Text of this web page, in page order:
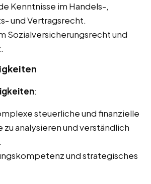
Kenntnisse im Handels-,
und Vertragsrecht.
Sozialversicherungsrecht und
:
steuerliche und finanzielle
zu analysieren und verständlich
und strategisches